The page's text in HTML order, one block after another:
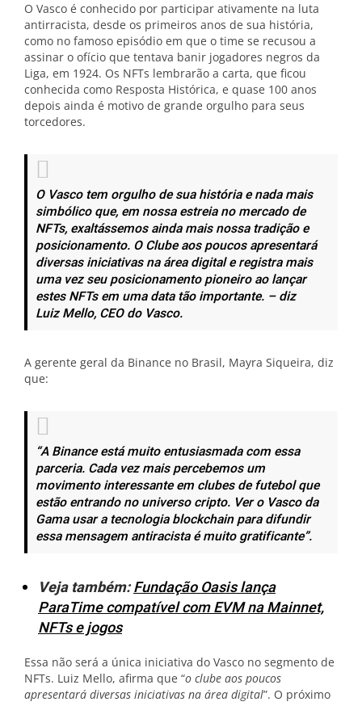
O Vasco é conhecido por participar ativamente na luta
antirracista, desde os primeiros anos de sua história,
como no famoso episódio em que o time se recusou a
assinar o ofício que tentava banir jogadores negros da
Liga, em 1924. Os NFTs lembrarão a carta, que ficou
conhecida como Resposta Histórica, e quase 100 anos
depois ainda é motivo de grande orgulho para seus
torcedores.
O Vasco tem orgulho de sua história e nada mais
simbólico que, em nossa estreia no mercado de
NFTs, exaltássemos ainda mais nossa tradição e
posicionamento. O Clube aos poucos apresentará
diversas iniciativas na área digital e registra mais
uma vez seu posicionamento pioneiro ao lançar
estes NFTs em uma data tão importante. – diz
Luiz Mello, CEO do Vasco.
A gerente geral da Binance no Brasil, Mayra Siqueira, diz
que:
“A Binance está muito entusiasmada com essa
parceria. Cada vez mais percebemos um
movimento interessante em clubes de futebol que
estão entrando no universo cripto. Ver o Vasco da
Gama usar a tecnologia blockchain para difundir
essa mensagem antiracista é muito gratificante”.
Veja também:Fundação Oasis lança
ParaTime compatível com EVM na Mainnet,
NFTs e jogos
Essa não será a única iniciativa do Vasco no segmento de
NFTs. Luiz Mello, afirma que “o clube aos poucos
apresentará diversas iniciativas na área digital”. O próximo